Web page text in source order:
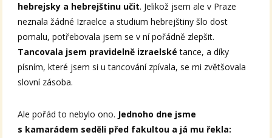
hebrejsky a hebrejštinu učit. Jelikož jsem ale v Praze
neznala žádné Izraelce a studium hebrejštiny šlo dost
pomalu, potřebovala jsem se v ní pořádně zlepšit.
Tancovala jsem pravidelně izraelské tance, a díky
písním, které jsem si u tancování zpívala, se mi zvětšovala
slovní zásoba.
Ale pořád to nebylo ono. Jednoho dne jsme
s kamarádem seděli před fakultou a já mu řekla: